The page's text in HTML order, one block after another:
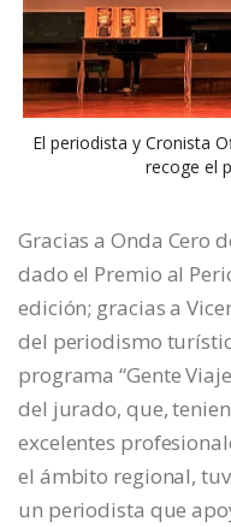
El periodista y Cronista
recoge el
Gracias a Onda Cero
dado el Premio al
edición; gracias a
del periodismo
programa “Gente
del jurado, que,
excelentes
el ámbito regional,
un periodista que